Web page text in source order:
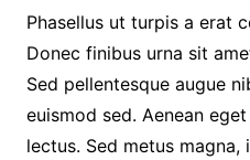
Phasellus ut turpis a erat
Donec finibus urna sit
Sed pellentesque augue
euismod sed. Aenean
lectus. Sed metus